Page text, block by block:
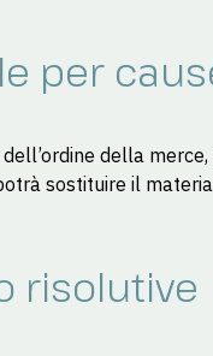
per
della
sostituire il
risolutive